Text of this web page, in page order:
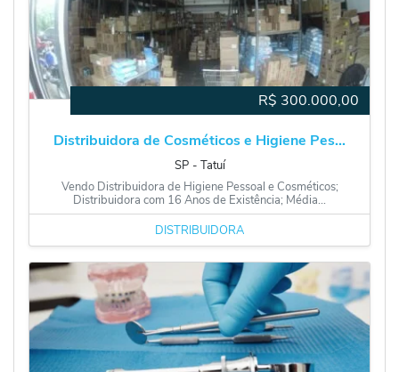
R$ 300.000,00
Distribuidora de Cosméticos e Higiene Pes...
SP ‐ Tatuí
Vendo Distribuidora de Higiene Pessoal e Cosméticos;
Distribuidora com 16 Anos de Existência; Média...
DISTRIBUIDORA